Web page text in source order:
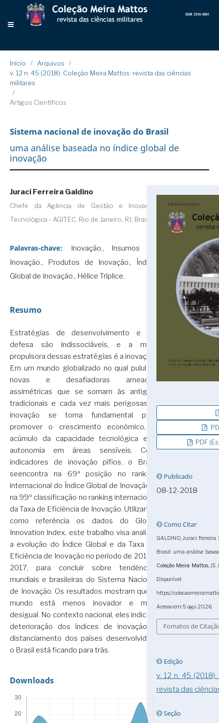
Início / Arquivos
/
v. 12 n. 45 (2018): Coleção Meira Mattos: revista das ciências
militares
/
Artigos Científicos
Sistema nacional de inovação do Brasil
uma análise baseada no índice global de
inovação
Juraci Ferreira Galdino
Chefe da Agência de Gestão e Inovação
Tecnológica - AGITEC, Rio de Janeiro, RJ, Brasil
Palavras-chave:
Inovação., Insumos de
Inovação., Produtos de Inovação., Índice
Global de Inovação., Hélice Tríplice.
Resumo
Estratégias de desenvolvimento e de
defesa são indissociáveis, e a mola
propulsora dessas estratégias é a inovação.
Em um mundo globalizado no qual pululam
novas e desafiadoras ameaças
assimétricas que se somam às antigas,
tradicionais e cada vez mais perigosas, a
inovação se torna fundamental para
promover o crescimento econômico, o
acúmulo da capacidade tecnológica e a
autonomia em áreas sensíveis. Com
indicadores de inovação pífios, o Brasil
seencontra na 69ª posição no ranking
internacional do Índice Global de Inovação e
na 99º classificação no ranking internacional
da Taxa de Eficiência de Inovação. Utilizando
como referência os dados do Global
Innovation Index, este trabalho visa analisar
a evolução do Índice Global e da Taxa de
Eficiência de Inovação no período de 2013 a
2017, para concluir sobre tendências
mundiais e brasileiras do Sistema Nacional
de Inovação. Os resultados mostram que o
mundo está menos inovador e mais
desigual. No contexto nacional, eles indicam
deterioração dos índices de inovação e
distanciamento dos países desenvolvidos:
o Brasil está ficando para trás.
Downloads
PDF
Publicado
08-12-2018
Como Citar
GALDINO, Juraci
Brasil: uma análise
Coleção Meira Mattos,[S.
https://
Acesso em: 5 ago. 2026.
Fomatos de
Edição
v. 12 n. 45
revista das
Seção